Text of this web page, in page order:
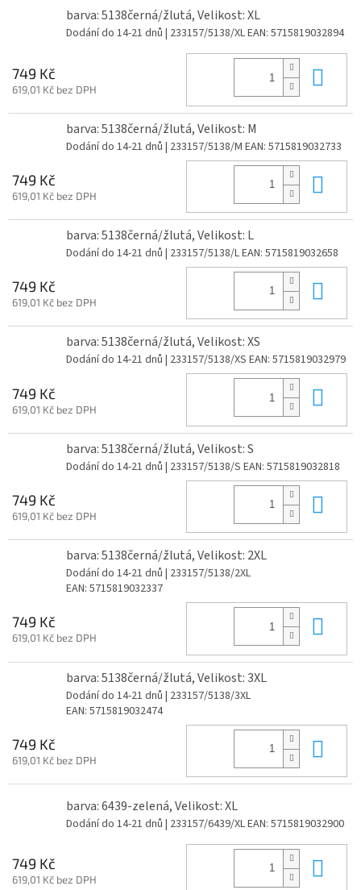
barva: 5138černá/žlutá, Velikost: XL
Dodání do 14-21 dnů | 233157/5138/XLEAN: 5715819032894
749 Kč
619,01 Kč bez DPH
barva: 5138černá/žlutá, Velikost: M
Dodání do 14-21 dnů | 233157/5138/M EAN: 5715819032733
749 Kč
619,01 Kč bez DPH
barva: 5138černá/žlutá, Velikost: L
Dodání do 14-21 dnů | 233157/5138/LEAN: 5715819032658
749 Kč
619,01 Kč bez DPH
barva: 5138černá/žlutá, Velikost: XS
Dodání do 14-21 dnů | 233157/5138/XS EAN: 5715819032979
749 Kč
619,01 Kč bez DPH
barva: 5138černá/žlutá, Velikost: S
Dodání do 14-21 dnů | 233157/5138/S EAN: 5715819032818
749 Kč
619,01 Kč bez DPH
barva: 5138černá/žlutá, Velikost: 2XL
Dodání do 14-21 dnů | 233157/5138/2XL
EAN: 5715819032337
749 Kč
619,01 Kč bez DPH
barva: 5138černá/žlutá, Velikost: 3XL
Dodání do 14-21 dnů | 233157/5138/3XL
EAN: 5715819032474
749 Kč
619,01 Kč bez DPH
barva: 6439-zelená, Velikost: XL
Dodání do 14-21 dnů | 233157/6439/XLEAN: 5715819032900
749 Kč
619,01 Kč bez DPH